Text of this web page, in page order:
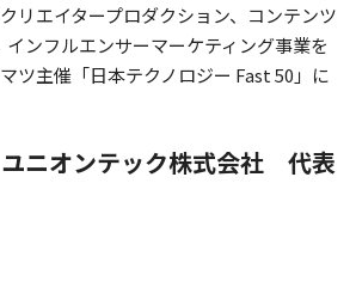
リエイタープロダクション、コンテンツ
ンフルエンサーマーケティング事業を
ツ主催「日本テクノロジー Fast 50」に
ニオンテック株式会社 代表